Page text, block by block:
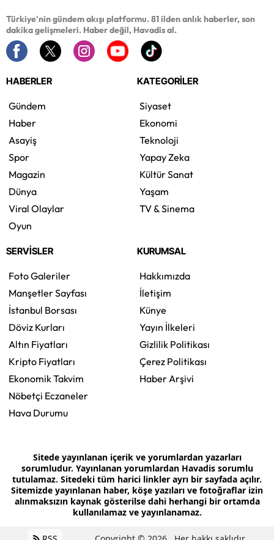
Türkiye'nin gündem akışı platformu. 81 ilden anlık haberler, son
dakika gelişmeleri. Haber değil, Havadis al.
HABERLER
Gündem
Haber
Asayiş
Spor
Magazin
Dünya
Viral Olaylar
Oyun
KATEGORİLER
Siyaset
Ekonomi
Teknoloji
Yapay Zeka
Kültür Sanat
Yaşam
TV & Sinema
SERVİSLER
Foto Galeriler
Manşetler Sayfası
İstanbul Borsası
Döviz Kurları
Altın Fiyatları
Kripto Fiyatları
Ekonomik Takvim
Nöbetçi Eczaneler
Hava Durumu
KURUMSAL
Hakkımızda
İletişim
Künye
Yayın İlkeleri
Gizlilik Politikası
Çerez Politikası
Haber Arşivi
Sitede yayınlanan içerik ve yorumlardan yazarları
sorumludur. Yayınlanan yorumlardan Havadis sorumlu
tutulamaz. Sitedeki tüm harici linkler ayrı bir sayfada açılır.
Sitemizde yayınlanan haber, köşe yazıları ve fotoğraflar izin
alınmaksızın kaynak gösterilse dahi herhangi bir ortamda
kullanılamaz ve yayınlanamaz.